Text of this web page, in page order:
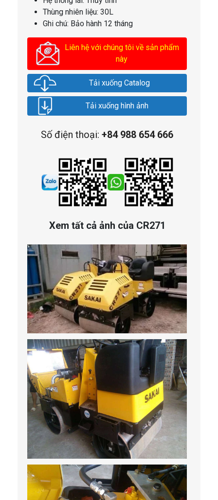
Thùng nhiên liệu: 30L
Ghi chú: Bảo hành 12 tháng
Liên hệ với chúng tôi về sản phẩm
này
Tải xuống Catalog
Tải xuống hình ảnh
Số điện thoại: +84 988 654 666
Xem tất cả ảnh của CR271